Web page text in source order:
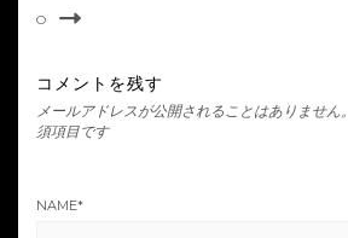
O
コメントを残す
メールアドレスが公開されることはありません。
須項目です
NAME*